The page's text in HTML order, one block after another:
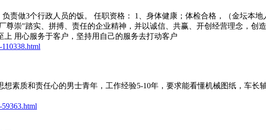
责做3个行政人员的饭。 任职资格： 1、身体健康；体检合格，（金坛本
尊崇"踏实、拼搏、责任的企业精神，并以诚信、共赢、开创经营理念，创
用心服务于客户，坚持用自己的服务去打动客户
素质和责任心的男士青年，工作经验5-10年，要求能看懂机械图纸，车